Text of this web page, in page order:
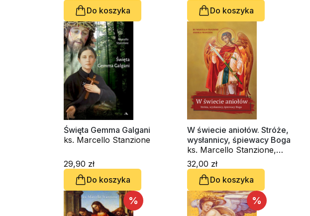
Do koszyka
Do koszyka
Święta Gemma Galgani
ks. Marcello Stanzione
29,90 zł
Do koszyka
W świecie aniołów. Stróże,
wysłannicy, śpiewacy Boga
ks. Marcello Stanzione,
Andrea Franchini
32,00 zł
Do koszyka
% %